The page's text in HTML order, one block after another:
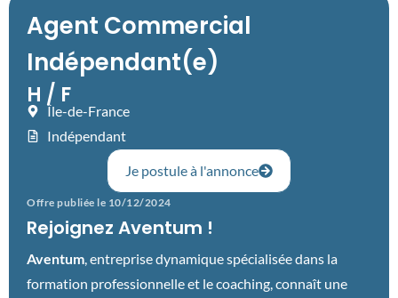
Agent Commercial
Indépendant(e)
H / F
Île-de-France
Indépendant
Je postule à l'annonce
Offre publiée le 10/12/2024
Rejoignez Aventum !
Aventum, entreprise dynamique spécialisée dans la
formation professionnelle et le coaching, connaît une